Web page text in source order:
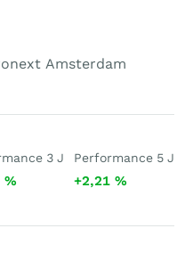
Amsterdam
3 J
%
Performance 5 J
+2,21 %